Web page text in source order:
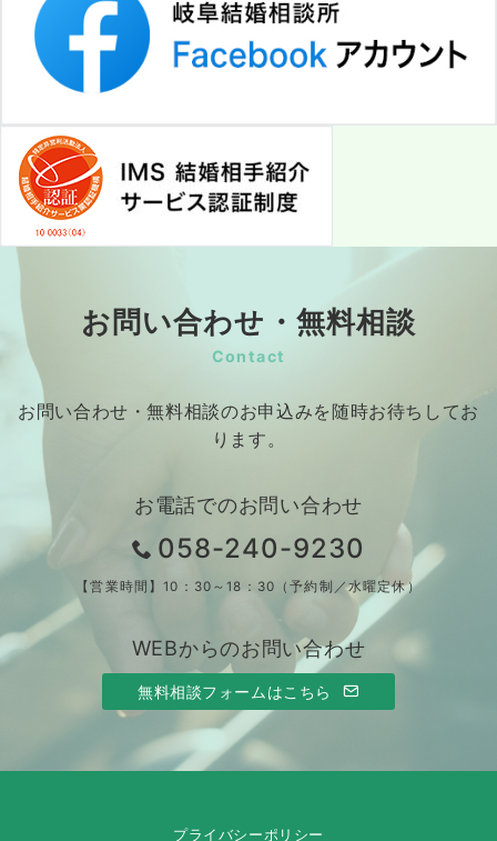
お問い合わせ・無料相談
Contact
お問い合わせ・無料相談のお申込みを随時お待ちしてお
ります。
お電話でのお問い合わせ
058-240-9230
【営業時間】10：30～18：30（予約制／水曜定休）
WEBからのお問い合わせ
無料相談フォームはこちら
プライバシーポリシー